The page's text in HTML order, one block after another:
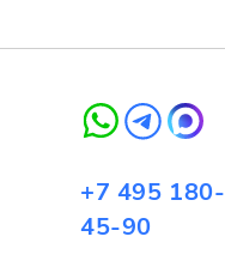
+7 495 180-
45-90